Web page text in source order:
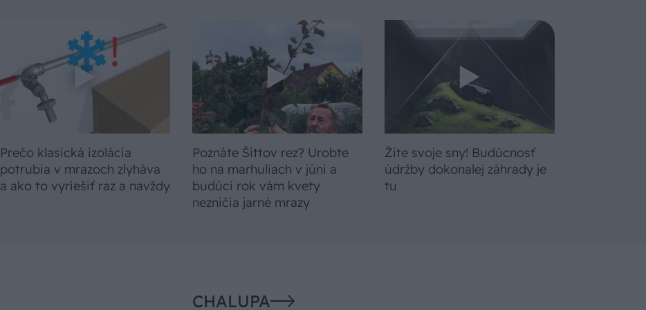
Prečo klasická izolácia
potrubia v mrazoch zlyháva
a ako to vyriešiť raz a navždy
Poznáte Šittov rez? Urobte
ho na marhuliach v júni a
budúci rok vám kvety
nezničia jarné mrazy
Žite svoje sny! Budúcnosť
údržby dokonalej záhrady je
tu
CHALUPA